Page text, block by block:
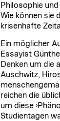
Philosophie
Wie können sie
krisenhafte
Ein möglicher
Essayist
Denken um die
Auschwitz,
reichen die
um diese
Studientagen